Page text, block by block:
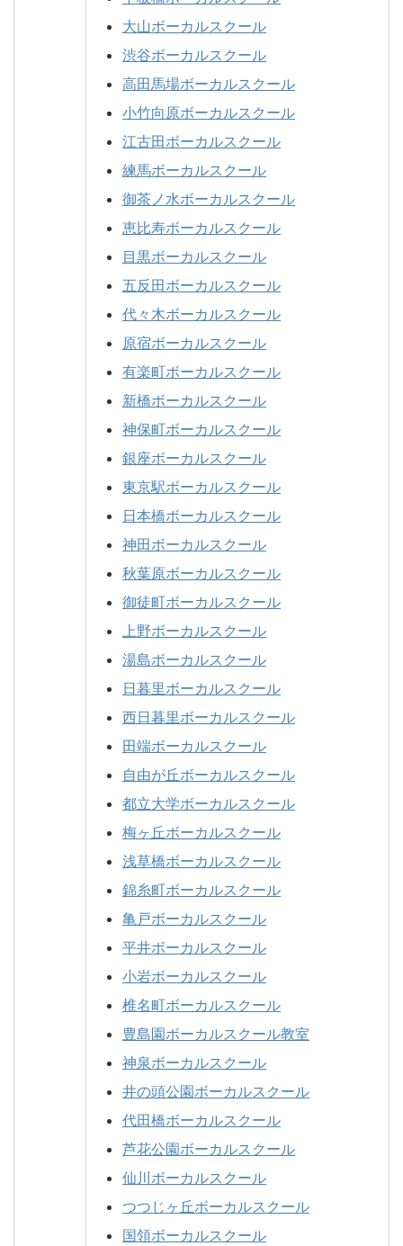
大山ボーカルスクール
渋谷ボーカルスクール
高田馬場ボーカルスクール
小竹向原ボーカルスクール
江古田ボーカルスクール
練馬ボーカルスクール
御茶ノ水ボーカルスクール
恵比寿ボーカルスクール
目黒ボーカルスクール
五反田ボーカルスクール
代々木ボーカルスクール
原宿ボーカルスクール
有楽町ボーカルスクール
新橋ボーカルスクール
神保町ボーカルスクール
銀座ボーカルスクール
東京駅ボーカルスクール
日本橋ボーカルスクール
神田ボーカルスクール
秋葉原ボーカルスクール
御徒町ボーカルスクール
上野ボーカルスクール
湯島ボーカルスクール
日暮里ボーカルスクール
西日暮里ボーカルスクール
田端ボーカルスクール
自由が丘ボーカルスクール
都立大学ボーカルスクール
梅ヶ丘ボーカルスクール
浅草橋ボーカルスクール
錦糸町ボーカルスクール
亀戸ボーカルスクール
平井ボーカルスクール
小岩ボーカルスクール
椎名町ボーカルスクール
豊島園ボーカルスクール教室
神泉ボーカルスクール
井の頭公園ボーカルスクール
代田橋ボーカルスクール
芦花公園ボーカルスクール
仙川ボーカルスクール
つつじヶ丘ボーカルスクール
国領ボーカルスクール